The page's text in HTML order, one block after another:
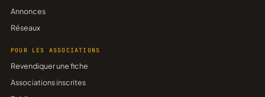
Annonces
Réseaux
POUR LES ASSOCIATIONS
Revendiquer une fiche
Associations inscrites